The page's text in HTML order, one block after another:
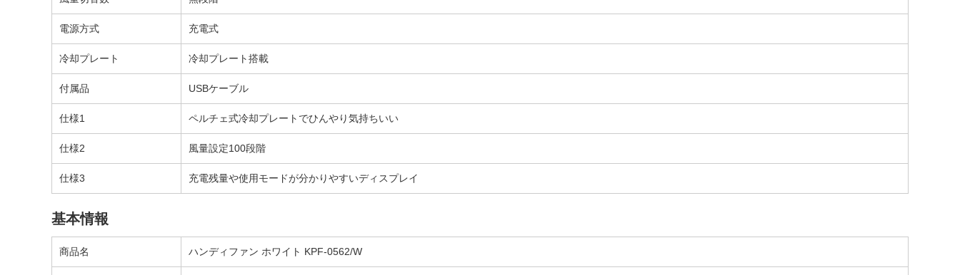
電源方式 充電式
冷却プレート 冷却プレート搭載
付属品 USBケーブル
仕様1 ペルチェ式冷却プレートでひんやり気持ちいい
仕様2 風量設定100段階
仕様3 充電残量や使用モードが分かりやすいディスプレイ
基本情報
商品名 ハンディファン ホワイト KPF-0562/W